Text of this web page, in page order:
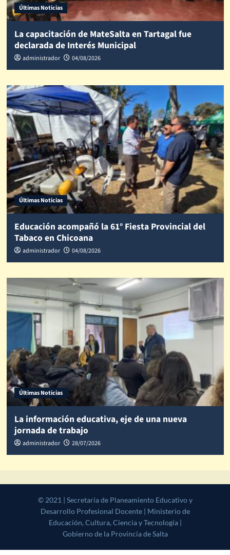
Últimas Noticias
La capacitación de MateSalta en Tartagal fue
declarada de Interés Municipal
administrador 04/08/2026
Últimas Noticias
Educación acompañó la 61° Fiesta Provincial del
Tabaco en Chicoana
administrador 04/08/2026
Últimas Noticias
La información educativa, eje de una nueva
jornada de trabajo
administrador 28/07/2026
© 2021 | Secretaría de Planeamiento Educativo y Desarrollo
Profesional Docente | Ministerio de Educación, Cultura, Ciencia y
Tecnología | Gobierno de la Provincia de Salta|CoverNews
themes.